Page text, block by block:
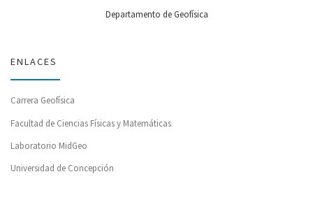
Departamento de Geofísica
ENLACES
Carrera Geofísica
Facultad de Ciencias Físicas y Matemáticas
Laboratorio MidGeo
Universidad de Concepción